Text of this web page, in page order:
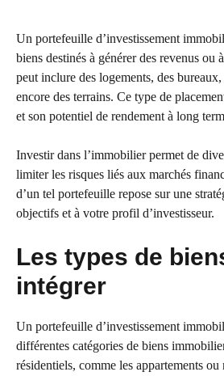
Un portefeuille d’investissement
biens destinés à générer des revenus ou
peut inclure des logements, des
encore des terrains. Ce type de
et son potentiel de rendement à long
Investir dans l’immobilier permet de
limiter les risques liés aux marchés
d’un tel portefeuille repose sur une
objectifs et à votre profil d’investisseur.
Les types de
intégrer
Un portefeuille d’investissement
différentes catégories de biens
résidentiels, comme les appartements ou